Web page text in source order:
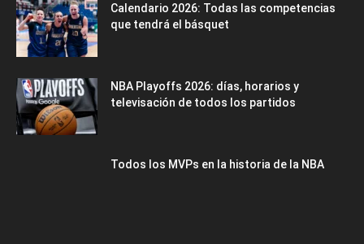
Calendario 2026: Todas las competencias
que tendrá el básquet
NBA Playoffs 2026: días, horarios y
televisación de todos los partidos
Todos los MVPs en la historia de la NBA